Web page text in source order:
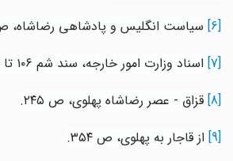
سیاست انگلیس و پادشاهی رضاشاه، ص ٢٧٦.
اسناد وزارت امور خارجه، سند شم‌ ١٠٦ تا ١٠٤-١٣-٣١-١٣٠٤.
قزاق - عصر رضاشاه پهلوی، ص ٢٤٥.
از قاجار به پهلوی، ص ٣٥٤.